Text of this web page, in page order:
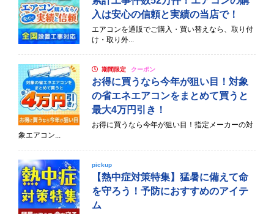
入は安心の信頼と実績の当店で！
エアコンを通販でご購入・買い替えなら、取り付
け・取り外...
期間限定 クーポン
お得に買うなら今年が狙い目！対象
の省エネエアコンをまとめて買うと
最大4万円引き！
お得に買うなら今年が狙い目！指定メーカーの対
象エアコン...
pickup
【熱中症対策特集】猛暑に備えて命
を守ろう！予防におすすめのアイテ
ム